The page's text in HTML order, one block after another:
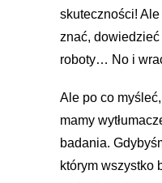
skuteczności!
znać,
roboty… No i
Ale po co
mamy
badania.
którym wszystko